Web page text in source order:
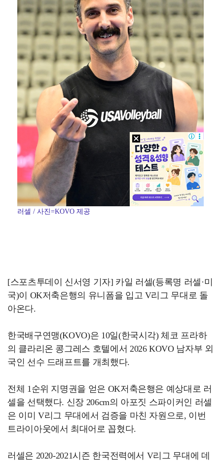
[ST포토] 아이딧, 향수 돋는 스쿨룩
러셀 / 사진=KOVO 제공
[스포츠투데이 신서영 기자] 카일 러셀(등록명 러셀·미
국)이 OK저축은행의 유니폼을 입고 V리그 무대로 돌
아온다.
한국배구연맹(KOVO)은 10일(한국시각) 체코 프라하
의 클라리온 콩그레스 호텔에서 2026 KOVO 남자부 외
국인 선수 드래프트를 개최했다.
전체 1순위 지명권을 얻은 OK저축은행은 예상대로 러
셀을 선택했다. 신장 206cm의 아포짓 스파이커인 러셀
은 이미 V리그 무대에서 검증을 마친 자원으로, 이번
트라이아웃에서 최대어로 꼽혔다.
러셀은 2020-2021시즌 한국전력에서 V리그 무대에 데